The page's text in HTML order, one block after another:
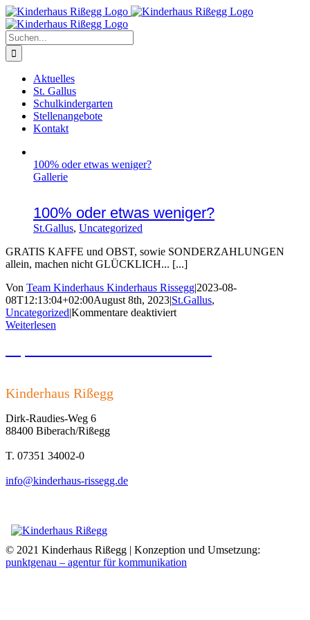
Zum
Inhalt
springen
Suche
nach:
Aktuelles
St. Gallus
Schulkindergarten
Stellenangebote
Kontakt
100% oder etwas weniger?
Gallerie
100% oder etwas weniger?
St.Gallus, Uncategorized
GRATIS KAFFE und OBST, sowie SONDERZAHLUNGEN
allein, machen nicht GLÜCKLICH... [...]
Von Team Kinderhaus Kinderhaus Rissegg|2023-08-
08T12:13:04+02:00August 8th, 2023|St.Gallus,
Uncategorized|Kommentare deaktiviertfür
Weiterlesen
Kinderhaus Rißegg
Dirk-Raudies-Weg 6
88400 Biberach/Rißegg
T. 07351 34002-0
info@kinderhaus-rissegg.de
© 2021 Kinderhaus Rißegg | Konzeption und Umsetzung:
punktgenau – agentur für kommunikation